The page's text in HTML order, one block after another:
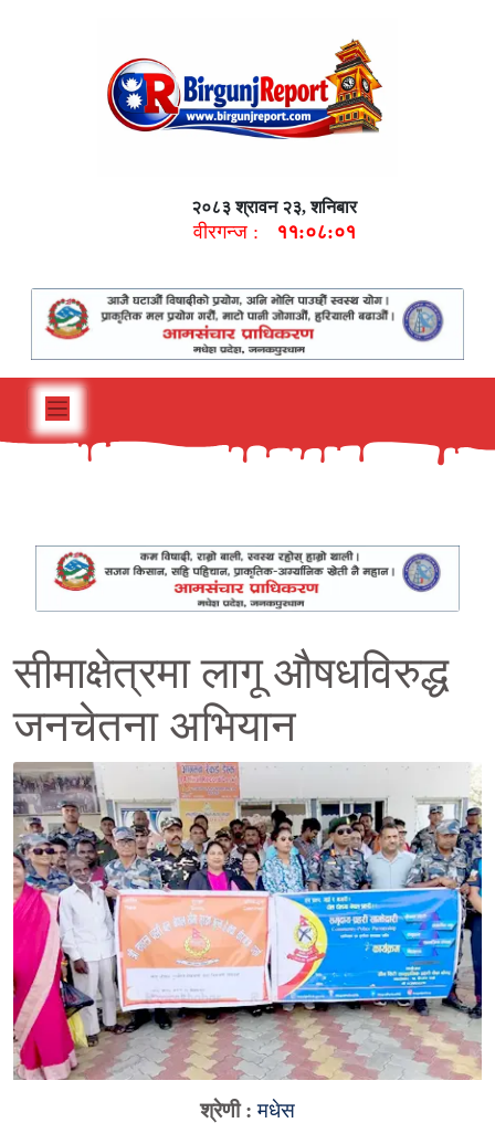
२०८३ श्रावन २३, शनिबार
वीरगन्ज : ११:०८:०२
सीमाक्षेत्रमा लागू औषधविरुद्ध
जनचेतना अभियान
श्रेणी :मधेस